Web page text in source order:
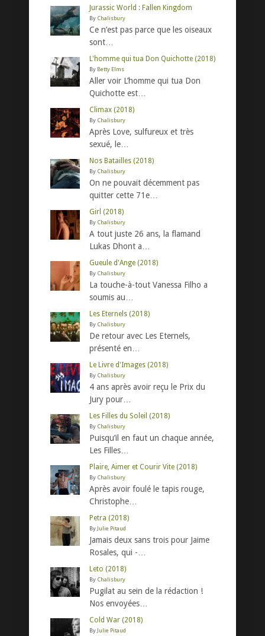
Jurassic World : Fallen Kingdom
By Chalisbury
Ce n’est pas parce que les oiseaux
sont…
L'homme qui tua Don Quichotte (2018)
By Betty Elms
Aller voir L’homme qui tua Don
Quichotte est…
Climax (2018)
By Chalisbury
Après Love, sulfureux et très
sexué, le…
Nos Batailles (2018)
By Chalisbury
On ne pouvait décemment pas
quitter cette 71e…
Girl (2018)
By Chalisbury
A tout juste 26 ans, la flamand
Lukas Dhont a…
Gueule d'Ange (2018)
By Chalisbury
La touche-à-tout Vanessa Filho a
soumis au…
Les Eternels (2018)
By Chalisbury
De retour avec Les Eternels,
présenté en…
Le Livre d'Images (2018)
By Chalisbury
4 ans après avoir reçu le Prix du
Jury pour…
Les Filles du Soleil (2018)
By Chalisbury
Puisqu’il en faut un chaque année,
Les Filles…
Plaire, Aimer et Courir Vite (2018)
By Chalisbury
Après avoir foulé le tapis rouge,
Christophe…
Petra (2018)
By Julie Pitaud
Jamais deux sans trois pour Jaime
Rosales, qui -…
Leto (2018)
By Chalisbury
Pugilat au sein de la rédaction !
Nos envoyées…
Cold War (2018)
By Julie Pitaud